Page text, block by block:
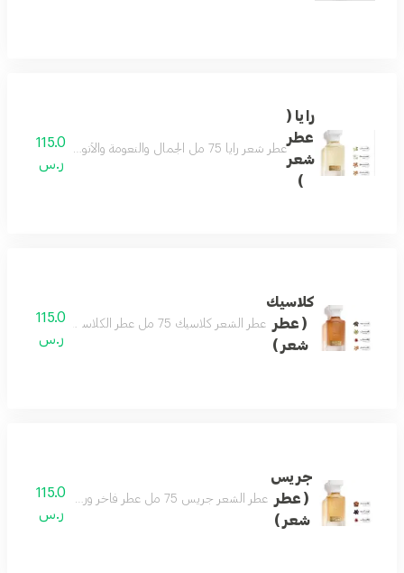
رايا (
عطر
شعر
)
عطر شعر رايا 75 مل الجمال والنعومة والأنوثة على هيئة عطرمزيج من اللوز والفل ونفحات من المسك وتكوين فاخر من خشب الصندل لتفوح منه رائحة الجمال والفخامة حتماً سيعجبك عطر لكل الأذواق يحتوي على فيتامينات مغذية للشعر ومرطبات ومنعمات
115.0
ر.س
كلاسيك
( عطر
شعر )
عطر الشعر كلاسيك 75 مل عطر الكلاسيكي اسماً ومسمى بمزيج فاخر من العود والصندل وممزوج برائحة الزعفران والهيل لتتكون منه رائحة شرقية مميزة . تضيف لمسة رفاهية لشخصيتك الفريدة ليكون هو العطر الأجمل للمناسبات والليالي الجميلة .
115.0
ر.س
جريس
( عطر
شعر )
عطر الشعر جريس 75 مل عطر فاخر ورسمي وفواح مميز جميل للمناسبات تكوين فاخر وأنيق اختيارك الافضل
115.0
ر.س